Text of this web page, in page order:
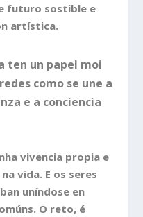
futuro sostible e
artística.
ten un papel moi
como se une a
e a conciencia
vivencia propia e
vida. E os seres
uníndose en
O reto, é